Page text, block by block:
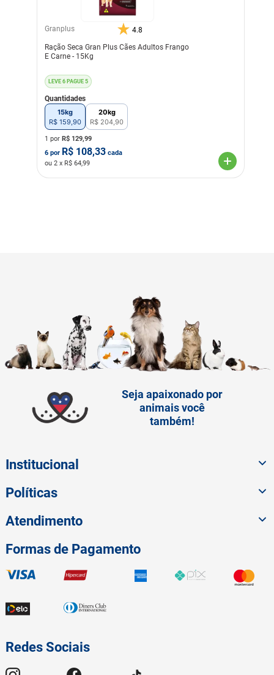
Granplus 4.8
Ração Seca Gran Plus Cães Adultos Frango
E Carne - 15Kg
LEVE 6 PAGUE 5
Quantidades
15kg
R$ 159,90
20kg
R$ 204,90
1 por R$ 129,99
6 por R$ 108,33 cada
ou 2 x R$ 64,99
Seja apaixonado por
animais você
também!
Institucional
Políticas
Atendimento
Redes Sociais
Formas de Pagamento